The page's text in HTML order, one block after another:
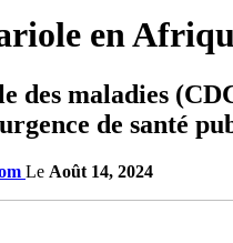
en
des maladies
de santé
Le Août 14, 2024